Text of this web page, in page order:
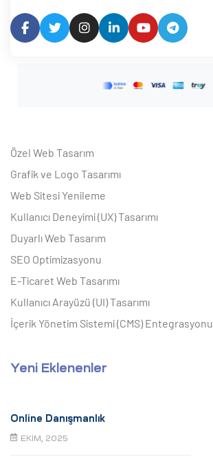
Özel Web Tasarım
Grafik ve Logo Tasarımı
Web Sitesi Yenileme
Kullanıcı Deneyimi (UX) Tasarımı
Duyarlı Web Tasarım
SEO Optimizasyonu
E-Ticaret Web Tasarımı
Kullanıcı Arayüzü (UI) Tasarımı
İçerik Yönetim Sistemi (CMS) Entegrasyonu
Yeni Eklenenler
Online Danışmanlık
EKIM, 2025